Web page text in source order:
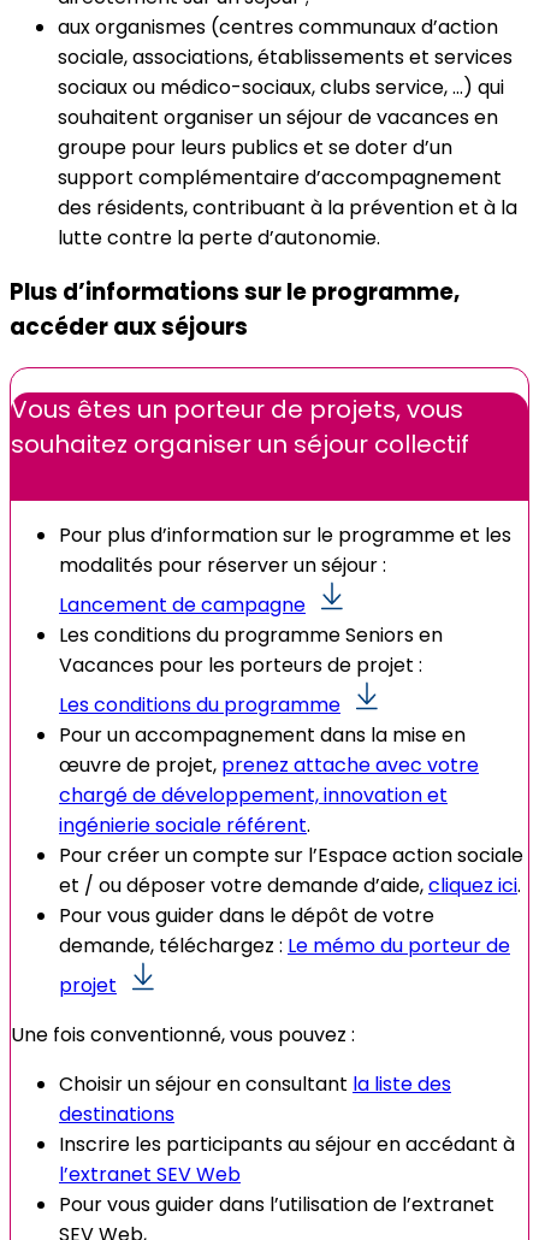
aux organismes (centres communaux d’action
sociale, associations, établissements et services
sociaux ou médico-sociaux, clubs service, …) qui
souhaitent organiser un séjour de vacances en
groupe pour leurs publics et se doter d’un
support complémentaire d’accompagnement
des résidents, contribuant à la prévention et à la
lutte contre la perte d’autonomie.
Plus d’informations sur le programme,
accéder aux séjours
Vous êtes un porteur de projets, vous
souhaitez organiser un séjour collectif
Pour plus d’information sur le programme et les
modalités pour réserver un séjour :
Lancement de campagne
Les conditions du programme Seniors en
Vacances pour les porteurs de projet :
Les conditions du programme
Pour un accompagnement dans la mise en
œuvre de projet, prenez attache avec votre
chargé de développement, innovation et
ingénierie sociale référent.
Pour créer un compte sur l’Espace action sociale
et / ou déposer votre demande d’aide,cliquez ici.
Pour vous guider dans le dépôt de votre
demande, téléchargez : Le mémo du porteur de
projet
Une fois conventionné, vous pouvez :
Choisir un séjour en consultant la liste des
destinations
Inscrire les participants au séjour en accédant à
l’extranet SEV Web
Pour vous guider dans l’utilisation de l’extranet